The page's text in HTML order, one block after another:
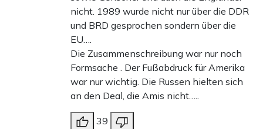
nicht. 1989 wurde nicht nur über die DDR
und BRD gesprochen sondern über die
EU….
Die Zusammenschreibung war nur noch
Formsache . Der Fußabdruck für Amerika
war nur wichtig. Die Russen hielten sich
an den Deal, die Amis nicht…..
39